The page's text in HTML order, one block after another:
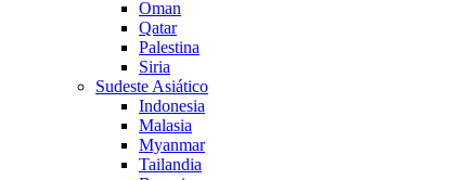
Oman
Qatar
Palestina
Siria
Sudeste Asiático
Indonesia
Malasia
Myanmar
Tailandia